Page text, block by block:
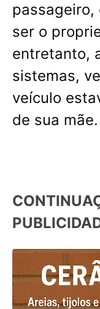
passageiro,
ser o
entretanto,
sistemas,
veículo
de sua mãe.